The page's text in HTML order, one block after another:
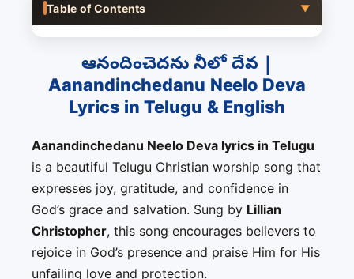
Table of Contents ▼
ఆనందించెదను నీలో దేవ |
Aanandinchedanu Neelo Deva
Lyrics in Telugu & English
Aanandinchedanu Neelo Deva lyrics in Telugu
is a beautiful Telugu Christian worship song that
expresses joy, gratitude, and confidence in
God’s grace and salvation. Sung by Lillian
Christopher, this song encourages believers to
rejoice in God’s presence and praise Him for His
unfailing love and protection.